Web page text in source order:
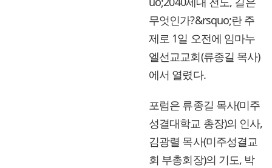
무엇인가?&rsquo;란 주
제로 1일 오전에 임마누
엘선교교회(류종길 목사)
에서 열렸다.
포럼은 류종길 목사(미주
성결대학교 총장)의 인사,
김광렬 목사(미주성결교
회 부총회장)의 기도, 박